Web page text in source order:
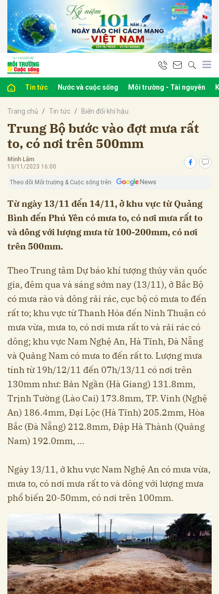
Tin tức Nước và cuộc sống Môi trường - Tài nguyên
Trang chủ Tin tức Biến đổi khí hậu
Trung Bộ bước vào đợt mưa rất
to, có nơi trên 500mm
Minh Lâm
13/11/2023 16:00
Theo dõi Môi trường & Cuộc sống trên
Từ ngày 13/11 đến 14/11, ở khu vực từ Quảng
Bình đến Phú Yên có mưa to, có nơi mưa rất to
và dông với lượng mưa từ 100-200mm, có nơi
trên 500mm.
Theo Trung tâm Dự báo khí tượng thủy văn quốc
gia, đêm qua và sáng sớm nay (13/11), ở Bắc Bộ
có mưa rào và dông rải rác, cục bộ có mưa to đến
rất to; khu vực từ Thanh Hóa đến Ninh Thuận có
mưa vừa, mưa to, có nơi mưa rất to và rải rác có
dông; khu vực Nam Nghệ An, Hà Tĩnh, Đà Nẵng
và Quảng Nam có mưa to đến rất to. Lượng mưa
tính từ 19h/12/11 đến 07h/13/11 có nơi trên
130mm như: Bản Ngần (Hà Giang) 131.8mm,
Trịnh Tường (Lào Cai) 173.8mm, TP. Vinh (Nghệ
An) 186.4mm, Đại Lộc (Hà Tĩnh) 205.2mm, Hòa
Bắc (Đà Nẵng) 212.8mm, Đập Hà Thành (Quảng
Nam) 192.0mm, ...
Ngày 13/11, ở khu vực Nam Nghệ An có mưa vừa,
mưa to, có nơi mưa rất to và dông với lượng mưa
phổ biến 20-50mm, có nơi trên 100mm.
luận